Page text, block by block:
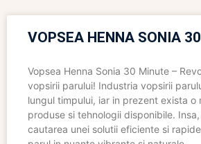
VOPSEA HENNA SONIA
Vopsea Henna Sonia 30 Minute –
vopsirii parului! Industria vopsirii
lungul timpului, iar in prezent exista o
produse si tehnologii disponibile.
cautarea unei solutii eficiente si